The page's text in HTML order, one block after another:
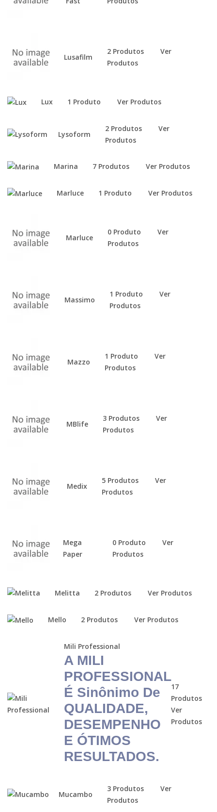
Lusafilm
2 Produtos
Ver
Produtos
Lux 1 Produto Ver Produtos
Lysoform
2 Produtos
Ver
Produtos
Marina 7 Produtos Ver Produtos
Marluce 1 Produto Ver Produtos
Marluce
0 Produto
Ver
Produtos
Massimo
1 Produto
Ver
Produtos
Mazzo
1 Produto
Ver
Produtos
MBlife
3 Produtos
Ver
Produtos
Medix
5 Produtos
Ver
Produtos
Mega
Paper
0 Produto
Ver
Produtos
Melitta 2 Produtos Ver Produtos
Mello 2 Produtos Ver Produtos
Mili Professional
A MILI
PROFESSIONAL
É Sinônimo De
QUALIDADE,
DESEMPENHO
E ÓTIMOS
RESULTADOS.
17
Produtos
Ver
Produtos
Mucambo
3 Produtos
Ver
Produtos